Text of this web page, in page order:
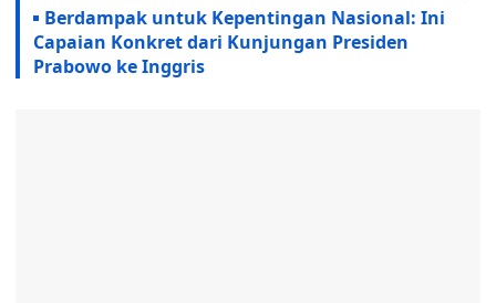
Berdampak untuk Kepentingan Nasional: Ini
Capaian Konkret dari Kunjungan Presiden
Prabowo ke Inggris